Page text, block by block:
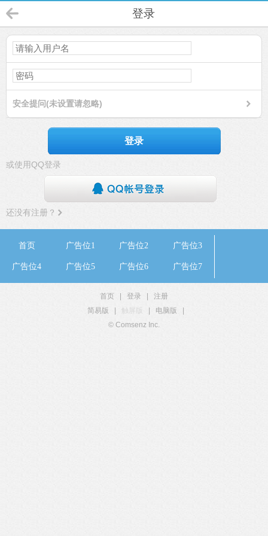
登录
安全提问(未设置请忽略)
登录
或使用QQ登录
还没有注册？
首页 广告位1 广告位2 广告位3
广告位4 广告位5 广告位6 广告位7
首页 登录
注册
简易版
触屏版 电脑版
© Comsenz Inc.